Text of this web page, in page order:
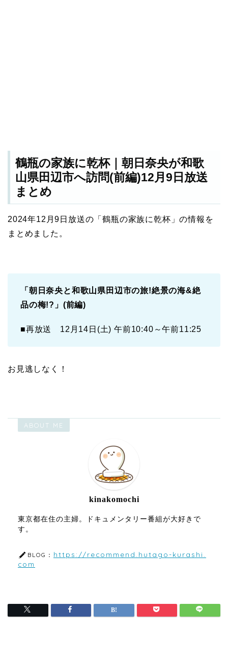
鶴瓶の家族に乾杯｜朝日奈央が和歌
山県田辺市へ訪問(前編)12月9日放送
まとめ
2024年12月9日放送の「鶴瓶の家族に乾杯」の情報を
まとめました。
「朝日奈央と和歌山県田辺市の旅!絶景の海&絶
品の梅!?」(前編)
■再放送 12月14日(土) 午前10:40～午前11:25
お見逃しなく！
ABOUT ME
kinakomochi
東京都在住の主婦。ドキュメンタリー番組が大好きで
す。
BLOG： https://recommend.hutago-kurashi.
com